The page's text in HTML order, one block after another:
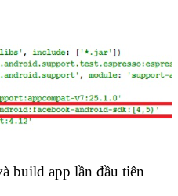
build app lần đầu tiên